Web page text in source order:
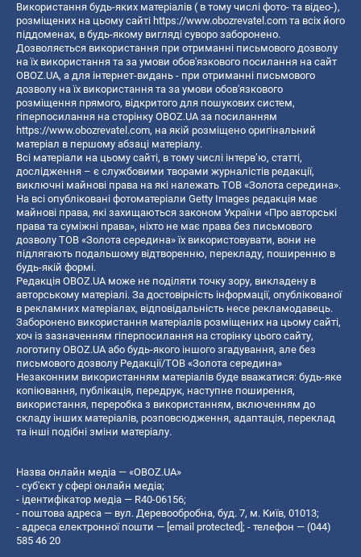
Використання будь-яких матеріалів ( в тому числі фото- та відео-),
розміщених на цьому сайті https://www.obozrevatel.com та всіх його
піддоменах, в будь-якому вигляді суворо заборонено.
Дозволяється використання при отриманні письмового дозволу
на їх використання та за умови обов'язкового посилання на сайт
OBOZ.UA, а для інтернет-видань - при отриманні письмового
дозволу на їх використання та за умови обов'язкового
розміщення прямого, відкритого для пошукових систем,
гіперпосилання на сторінку OBOZ.UA за посиланням
https://www.obozrevatel.com, на якій розміщено оригінальний
матеріал в першому абзаці матеріалу.
Всі матеріали на цьому сайті, в тому числі інтерв’ю, статті,
дослідження – є службовими творами журналістів редакції,
виключні майнові права на які належать ТОВ «Золота середина».
На всі опубліковані фотоматеріали Getty Images редакція має
майнові права, які захищаються законом України «Про авторські
права та суміжні права», ніхто не має права без письмового
дозволу ТОВ «Золота середина» їх використовувати, вони не
підлягають подальшому відтворенню, перекладу, поширенню в
будь-якій формі.
Редакція OBOZ.UA може не поділяти точку зору, викладену в
авторському матеріалі. За достовірність інформації, опублікованої
в рекламних матеріалах, відповідальність несе рекламодавець.
Заборонено використання матеріалів розміщених на цьому сайті,
хоч із зазначенням гіперпосилання на сторінку цього сайту,
логотипу OBOZ.UA або будь-якого іншого згадування, але без
письмового дозволу Редакції/ТОВ «Золота середина»
Незаконним використанням матеріалів буде вважатися: будь-яке
копiювання, публiкацiя, передрук, наступне поширення,
використання, переробка з використанням, включенням до
складу інших матеріалів, розповсюдження, адаптація, переклад
та інші подібні зміни матеріалу.
Назва онлайн медіа — «OBOZ.UA»
- суб'єкт у сфері онлайн медіа;
- ідентифікатор медіа — R40-06156;
- поштова адреса — вул. Деревообробна, буд. 7, м. Київ, 01013;
- адреса електронної пошти — [email protected] ; - телефон — (044)
585 46 20